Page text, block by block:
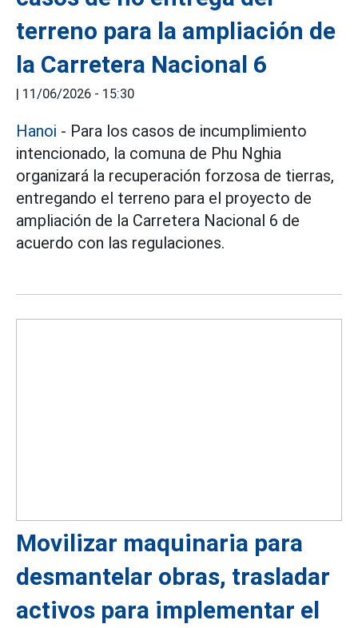
terreno para la ampliación de
la Carretera Nacional 6
| 11/06/2026 - 15:30
Hanoi - Para los casos de incumplimiento
intencionado, la comuna de Phu Nghia
organizará la recuperación forzosa de tierras,
entregando el terreno para el proyecto de
ampliación de la Carretera Nacional 6 de
acuerdo con las regulaciones.
Movilizar maquinaria para
desmantelar obras, trasladar
activos para implementar el